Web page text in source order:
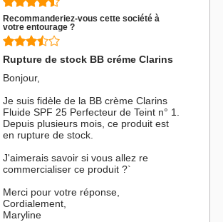
Recommanderiez-vous cette société à
votre entourage ?
Rupture de stock BB créme Clarins
Bonjour,
Je suis fidèle de la BB crème Clarins
Fluide SPF 25 Perfecteur de Teint n° 1.
Depuis plusieurs mois, ce produit est
en rupture de stock.
J'aimerais savoir si vous allez re
commercialiser ce produit ?`
Merci pour votre réponse,
Cordialement,
Maryline